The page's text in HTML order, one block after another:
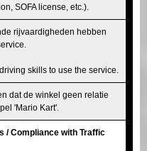
SOFA license, etc.).
rijvaardigheden hebben
skills to use the service.
dat de winkel geen relatie
'Mario Kart'.
/ Compliance with Traffic